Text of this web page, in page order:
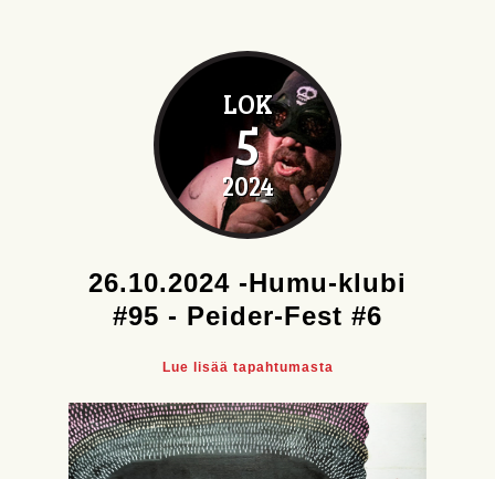
LOK
5
2024
26.10.2024 -Humu-klubi
#95 - Peider-Fest #6
Lue lisää tapahtumasta